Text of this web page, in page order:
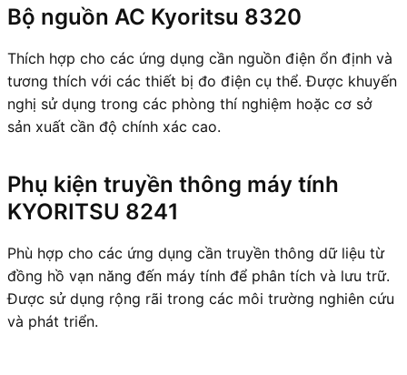
Bộ nguồn AC Kyoritsu 8320
Thích hợp cho các ứng dụng cần nguồn điện ổn định và
tương thích với các thiết bị đo điện cụ thể. Được khuyến
nghị sử dụng trong các phòng thí nghiệm hoặc cơ sở
sản xuất cần độ chính xác cao.
Phụ kiện truyền thông máy tính
KYORITSU 8241
Phù hợp cho các ứng dụng cần truyền thông dữ liệu từ
đồng hồ vạn năng đến máy tính để phân tích và lưu trữ.
Được sử dụng rộng rãi trong các môi trường nghiên cứu
và phát triển.